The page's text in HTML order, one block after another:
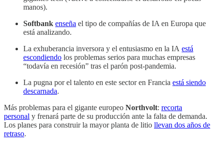
manos).
Softbank enseña el tipo de compañías de IA en Europa que
está analizando.
La exhuberancia inversora y el entusiasmo en la IA está
escondiendo los problemas serios para muchas empresas
“todavía en recesión” tras el parón post-pandemia.
La pugna por el talento en este sector en Francia está siendo
descarnada.
Más problemas para el gigante europeo Northvolt: recorta
personal y frenará parte de su producción ante la falta de demanda.
Los planes para construir la mayor planta de litio llevan dos años de
retraso.